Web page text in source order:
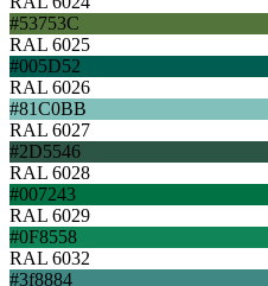
#53753C
RAL 6025
#005D52
RAL 6026
#81C0BB
RAL 6027
#2D5546
RAL 6028
#007243
RAL 6029
#0F8558
RAL 6032
#3f8884